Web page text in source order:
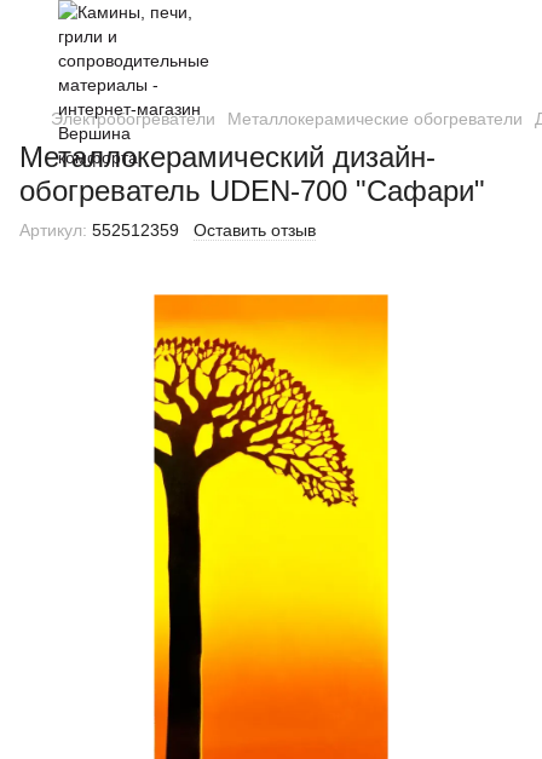
Электробогреватели Металлокерамические обогреватели
Металлокерамический дизайн-
обогреватель UDEN-700 "Сафари"
Артикул: 552512359 Оставить отзыв